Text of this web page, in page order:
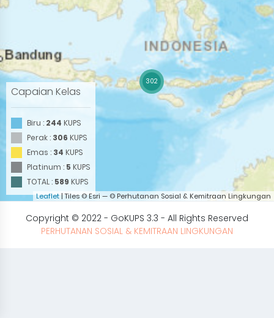
302
Capaian Kelas
Biru : 244 KUPS
Perak : 306 KUPS
Emas : 34 KUPS
Platinum : 5 KUPS
TOTAL : 589 KUPS
Leaflet| Tiles © Esri — © Perhutanan Sosial & Kemitraan Lingkungan
Copyright © 2022 - GoKUPS 3.3 - All Rights Reserved
PERHUTANAN SOSIAL & KEMITRAAN LINGKUNGAN